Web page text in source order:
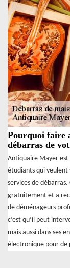
Pourquoi faire
débarras de
Antiquaire Mayer
étudiants qui veulent
services de
gratuitement et a
de déménageurs
c’est qu’il peut
mais aussi dans ses
électronique pour de